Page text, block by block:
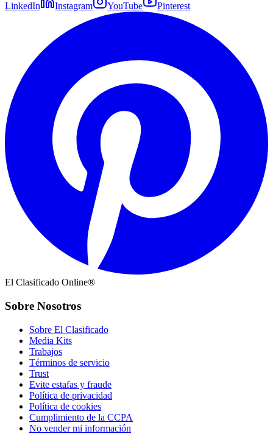
LinkedIn Instagram YouTube Pinterest
El Clasificado Online®
Sobre Nosotros
Sobre El Clasificado
Media Kits
Trabajos
Términos de servicio
Trust
Evite estafas y fraude
Política de privacidad
Política de cookies
Cumplimiento de la CCPA
No vender mi información